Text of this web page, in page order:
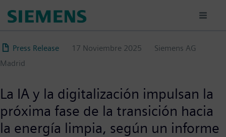
principal
Press Release 17 Noviembre 2025
Siemens AG
Madrid
La IA y la digitalización impulsan la
próxima fase de la transición hacia
la energía limpia, según un informe